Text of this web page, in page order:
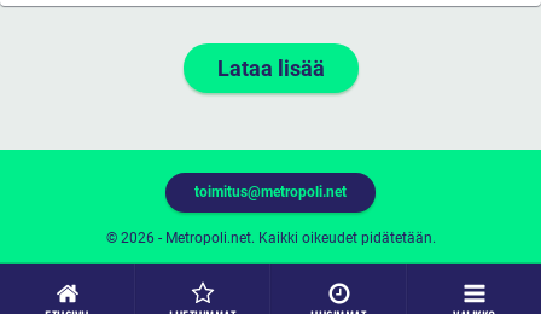
Lataa lisää
© 2026 - Metropoli.net. Kaikki oikeudet pidätetään.
toimitus@metropoli.net